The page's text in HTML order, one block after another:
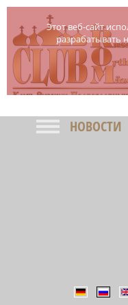
Этот веб-сайт
разрабатывать
НОВОСТИ